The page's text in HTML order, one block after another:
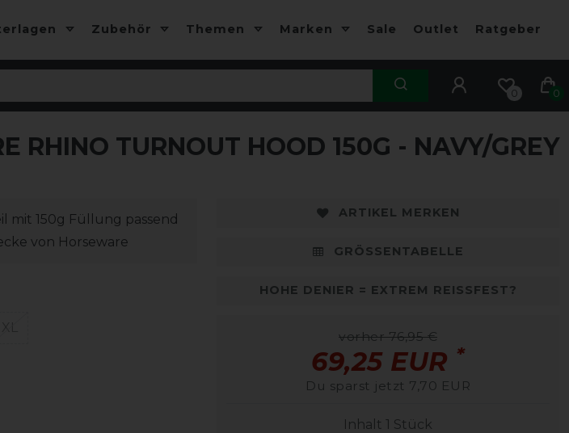
Zubehör Themen Marken Sale Outlet Ratgeber
0 0
RHINO TURNOUT HOOD 150G - NAVY/GREY
mit 150g Füllung passend
von Horseware
ARTIKEL MERKEN
GRÖSSENTABELLE
HOHE DENIER = EXTREM REISSFEST?
vorher 76,95 €
69,25 EUR *
Du sparst jetzt 7,70 EUR
Inhalt 1 Stück